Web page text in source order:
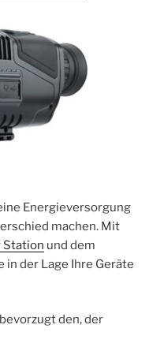
Energieversorgung
machen. Mit
Station und dem
in der Lage Ihre Geräte
den, der